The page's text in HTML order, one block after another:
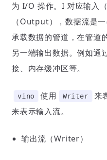
为 I/O 操作。I 对应输入
（Output），数据流是
承载数据的管道，在管道
另一端输出数据。例如通
接、内存缓冲区等。
vino 使用 Writer 来
来表示输入流。
输出流（Writer）